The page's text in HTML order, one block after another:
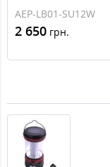
Schneider Electric
TS 170 S
AEP-LB01-SU12W
2 650 грн.